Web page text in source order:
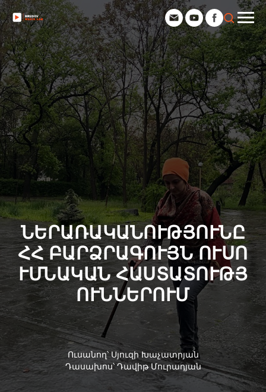
ՆԵՐԱՌԱԿԱՆՈՒԹՅՈՒՆԸ
ՀՀ ԲԱՐՁՐԱԳՈՒՅՆ ՈՒՍՈ
ՒՄՆԱԿԱՆ ՀԱՍՏԱՏՈՒԹՅ
ՈՒՆՆԵՐՈՒՄ
Ուսանող՝ Սյուզի Խաչատրյան
Դասախոս՝ Դավիթ Մուրադյան